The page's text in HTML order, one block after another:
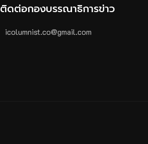
ติดต่อกองบรรณาธิการข่าว
icolumnist.co@gmail.com